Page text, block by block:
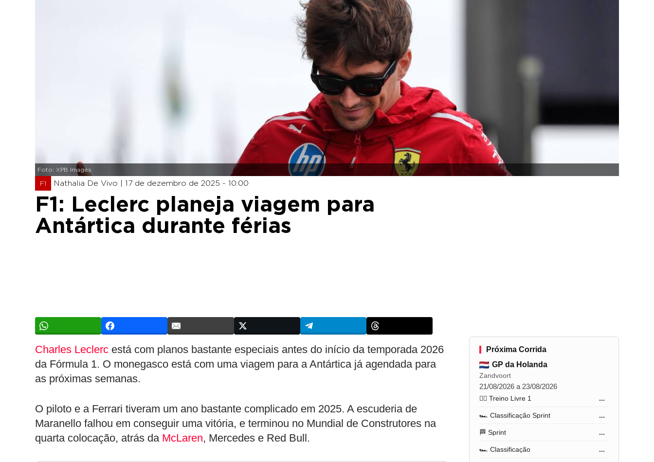
Foto: XPB Images
F1 Nathalia De Vivo | 17 de dezembro de 2025 - 10:00
F1: Leclerc planeja viagem para
Antártica durante férias
Charles Leclerc está com planos bastante especiais antes do início da temporada 2026
da Fórmula 1. O monegasco está com uma viagem para a Antártica já agendada para
as próximas semanas.
O piloto e a Ferrari tiveram um ano bastante complicado em 2025. A escuderia de
Maranello falhou em conseguir uma vitória, e terminou no Mundial de Construtores na
quarta colocação, atrás da McLaren, Mercedes e Red Bull.
Próxima Corrida
GP da Holanda
Zandvoort
21/08/2026 a 23/08/2026
🏋️‍♂️ Treino Livre 1 ...
🏎️ Classificação Sprint ...
🏁 Sprint ...
🏎️ Classificação ...